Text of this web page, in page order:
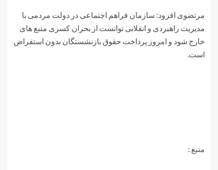
مرتضوی افزود: سازمان فراهم اجتماعی در دولت مردمی با
مدیریت راهبردی و انقلابی توانست از بحران کسری منبع های
خارج شود و امروز پرداخت حقوق بازنشستگان بدون استقراض
است.
منبع :